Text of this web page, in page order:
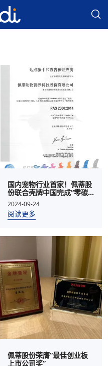
国内宠物行业首家！佩蒂股
份联合壳牌中国完成“零碳
工厂”认证
2024-09-24
阅读更多
佩蒂股份荣膺“最佳创业板
上市公司奖”